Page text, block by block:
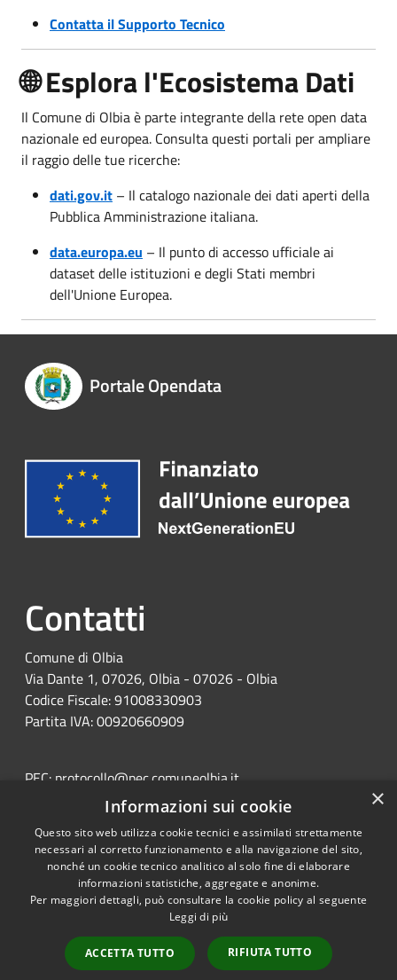
Contatta il Supporto Tecnico
🌐 Esplora l'Ecosistema Dati
Il Comune di Olbia è parte integrante della rete open data
nazionale ed europea. Consulta questi portali per ampliare
il raggio delle tue ricerche:
dati.gov.it – Il catalogo nazionale dei dati aperti della
Pubblica Amministrazione italiana.
data.europa.eu – Il punto di accesso ufficiale ai
dataset delle istituzioni e degli Stati membri
dell'Unione Europea.
Portale Opendata
Contatti
Comune di Olbia
Via Dante 1, 07026, Olbia - 07026 - Olbia
Codice Fiscale: 91008330903
Partita IVA: 00920660909
PEC: protocollo@pec.comuneolbia.it
Centralino Unico: 078952000
RSS
Copyright © 2026 • Portale
Municipium•
Accesso
redazione
×
Informazioni sui cookie
Questo sito web utilizza cookie tecnici e assimilati strettamente
necessari al corretto funzionamento e alla navigazione del sito,
nonché un cookie tecnico analitico al solo fine di elaborare
informazioni statistiche, aggregate e anonime.
Per maggiori dettagli, può consultare la cookie policy al seguente
Leggi di più
ACCETTA TUTTO RIFIUTA TUTTO